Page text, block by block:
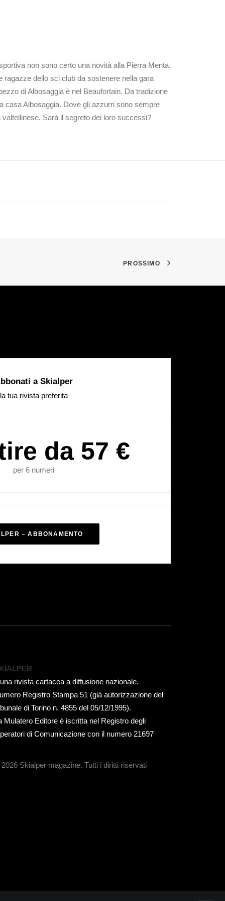
non sono certo una novità alla Pierra Menta.
ragazze dello sci club da sostenere nella gara
di Albosaggia è nel Beaufortain. Da tradizione
casa Albosaggia. Dove gli azzurri sono sempre
Sarà il segreto dei loro successi?
PROSSIMO
a Skialper
la tua rivista preferita
da 57 €
per 6 numeri
– ABBONAMENTO
rivista cartacea a diffusione nazionale.
Registro Stampa 51 (già autorizzazione del
di Torino n. 4855 del 05/12/1995).
Mulatero Editore è iscritta nel Registro degli
di Comunicazione con il numero 21697
Skialper magazine. Tutti i diritti riservati